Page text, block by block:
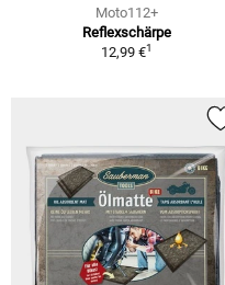
Moto112+
Reflexschärpe
12,99 €1